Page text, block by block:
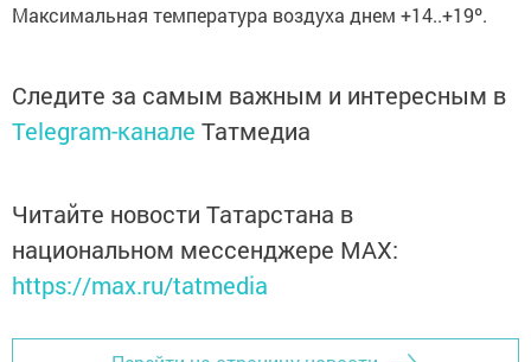
Максимальная температура воздуха днем +14..+19º.
Следите за самым важным и интересным в
Telegram-канале Татмедиа
Читайте новости Татарстана в
национальном мессенджере MАХ:
https://max.ru/tatmedia